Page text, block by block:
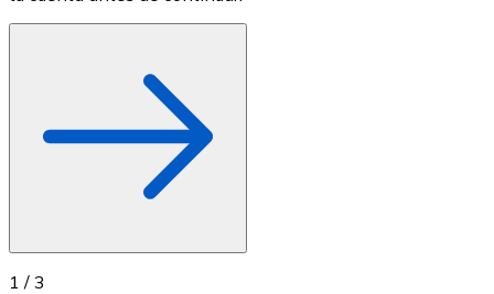
Ir a la tienda de tarjetas regalo
1 / 3